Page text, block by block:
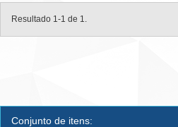
Resultado 1-1 de 1.
Conjunto de itens: